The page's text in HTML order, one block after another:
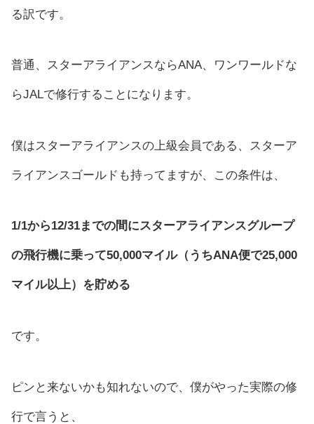
る訳です。
普通、スターアライアンスならANA、ワンワールドな
らJALで修行することになります。
僕はスターアライアンスの上級会員である、スターア
ライアンスゴールドも持ってますが、この条件は、
1/1から12/31までの間にスターアライアンスグループ
の飛行機に乗って50,000マイル（うちANA便で25,000
マイル以上）を貯める
です。
ピンと来ないかも知れないので、僕がやった実際の修
行で言うと、